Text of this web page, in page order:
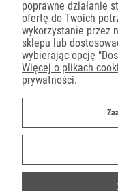
Płatności
Dostawa
poprawne działanie
ofertę do Twoich
wykorzystanie przez
sklepu lub
wybierając opcję
Więcej o plikach
prywatności.